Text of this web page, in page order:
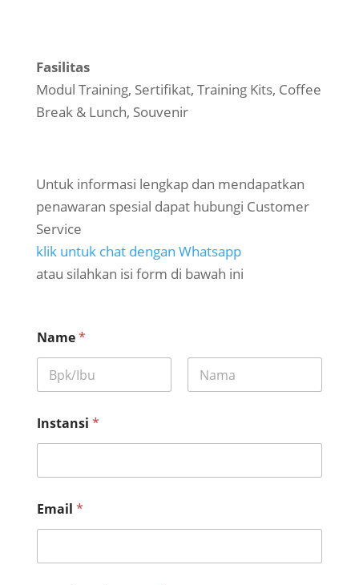
Fasilitas
Modul Training, Sertifikat, Training Kits, Coffee
Break & Lunch, Souvenir
Untuk informasi lengkap dan mendapatkan
penawaran spesial dapat hubungi Customer
Service
klik untuk chat dengan Whatsapp
atau silahkan isi form di bawah ini
Name*
Instansi *
Email *